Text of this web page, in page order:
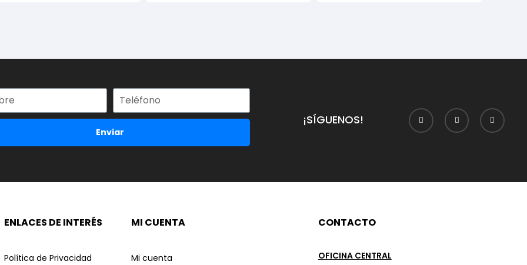
Enviar
¡SÍGUENOS!
ENLACES DE INTERÉS
Política de Privacidad
MI CUENTA
Mi cuenta
CONTACTO
OFICINA CENTRAL